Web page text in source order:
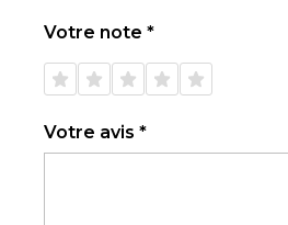
Votre note *
1 étoile
sur 5
2 étoiles
sur 5
3 étoiles
sur 5
4 étoiles
sur 5
5 étoiles
sur 5
Votre avis *